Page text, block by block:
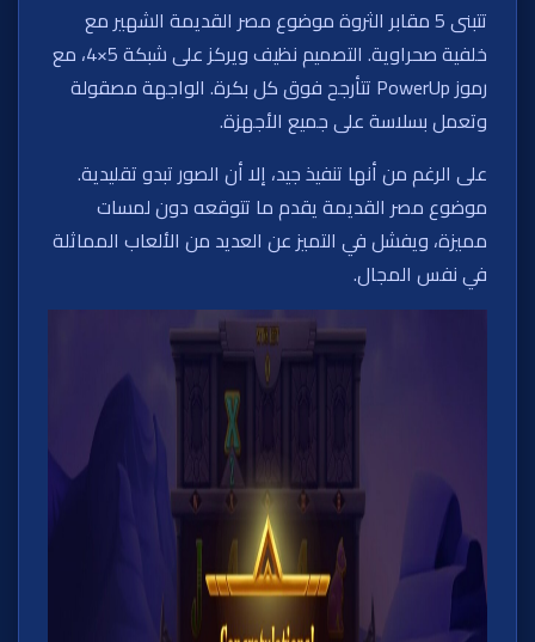
تتبنى 5 مقابر الثروة موضوع مصر القديمة الشهير مع
خلفية صحراوية. التصميم نظيف ويركز على شبكة 5×4، مع
رموز PowerUp تتأرجح فوق كل بكرة. الواجهة مصقولة
وتعمل بسلاسة على جميع الأجهزة.
على الرغم من أنها تنفيذ جيد، إلا أن الصور تبدو تقليدية.
موضوع مصر القديمة يقدم ما تتوقعه دون لمسات
مميزة، ويفشل في التميز عن العديد من الألعاب المماثلة
في نفس المجال.